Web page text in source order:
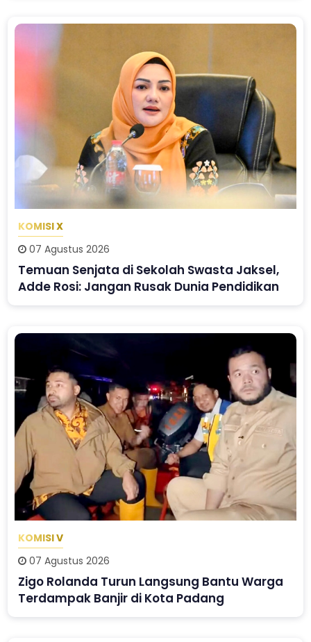
KOMISI X
07 Agustus 2026
Temuan Senjata di Sekolah Swasta Jaksel,
Adde Rosi: Jangan Rusak Dunia Pendidikan
KOMISI V
07 Agustus 2026
Zigo Rolanda Turun Langsung Bantu Warga
Terdampak Banjir di Kota Padang